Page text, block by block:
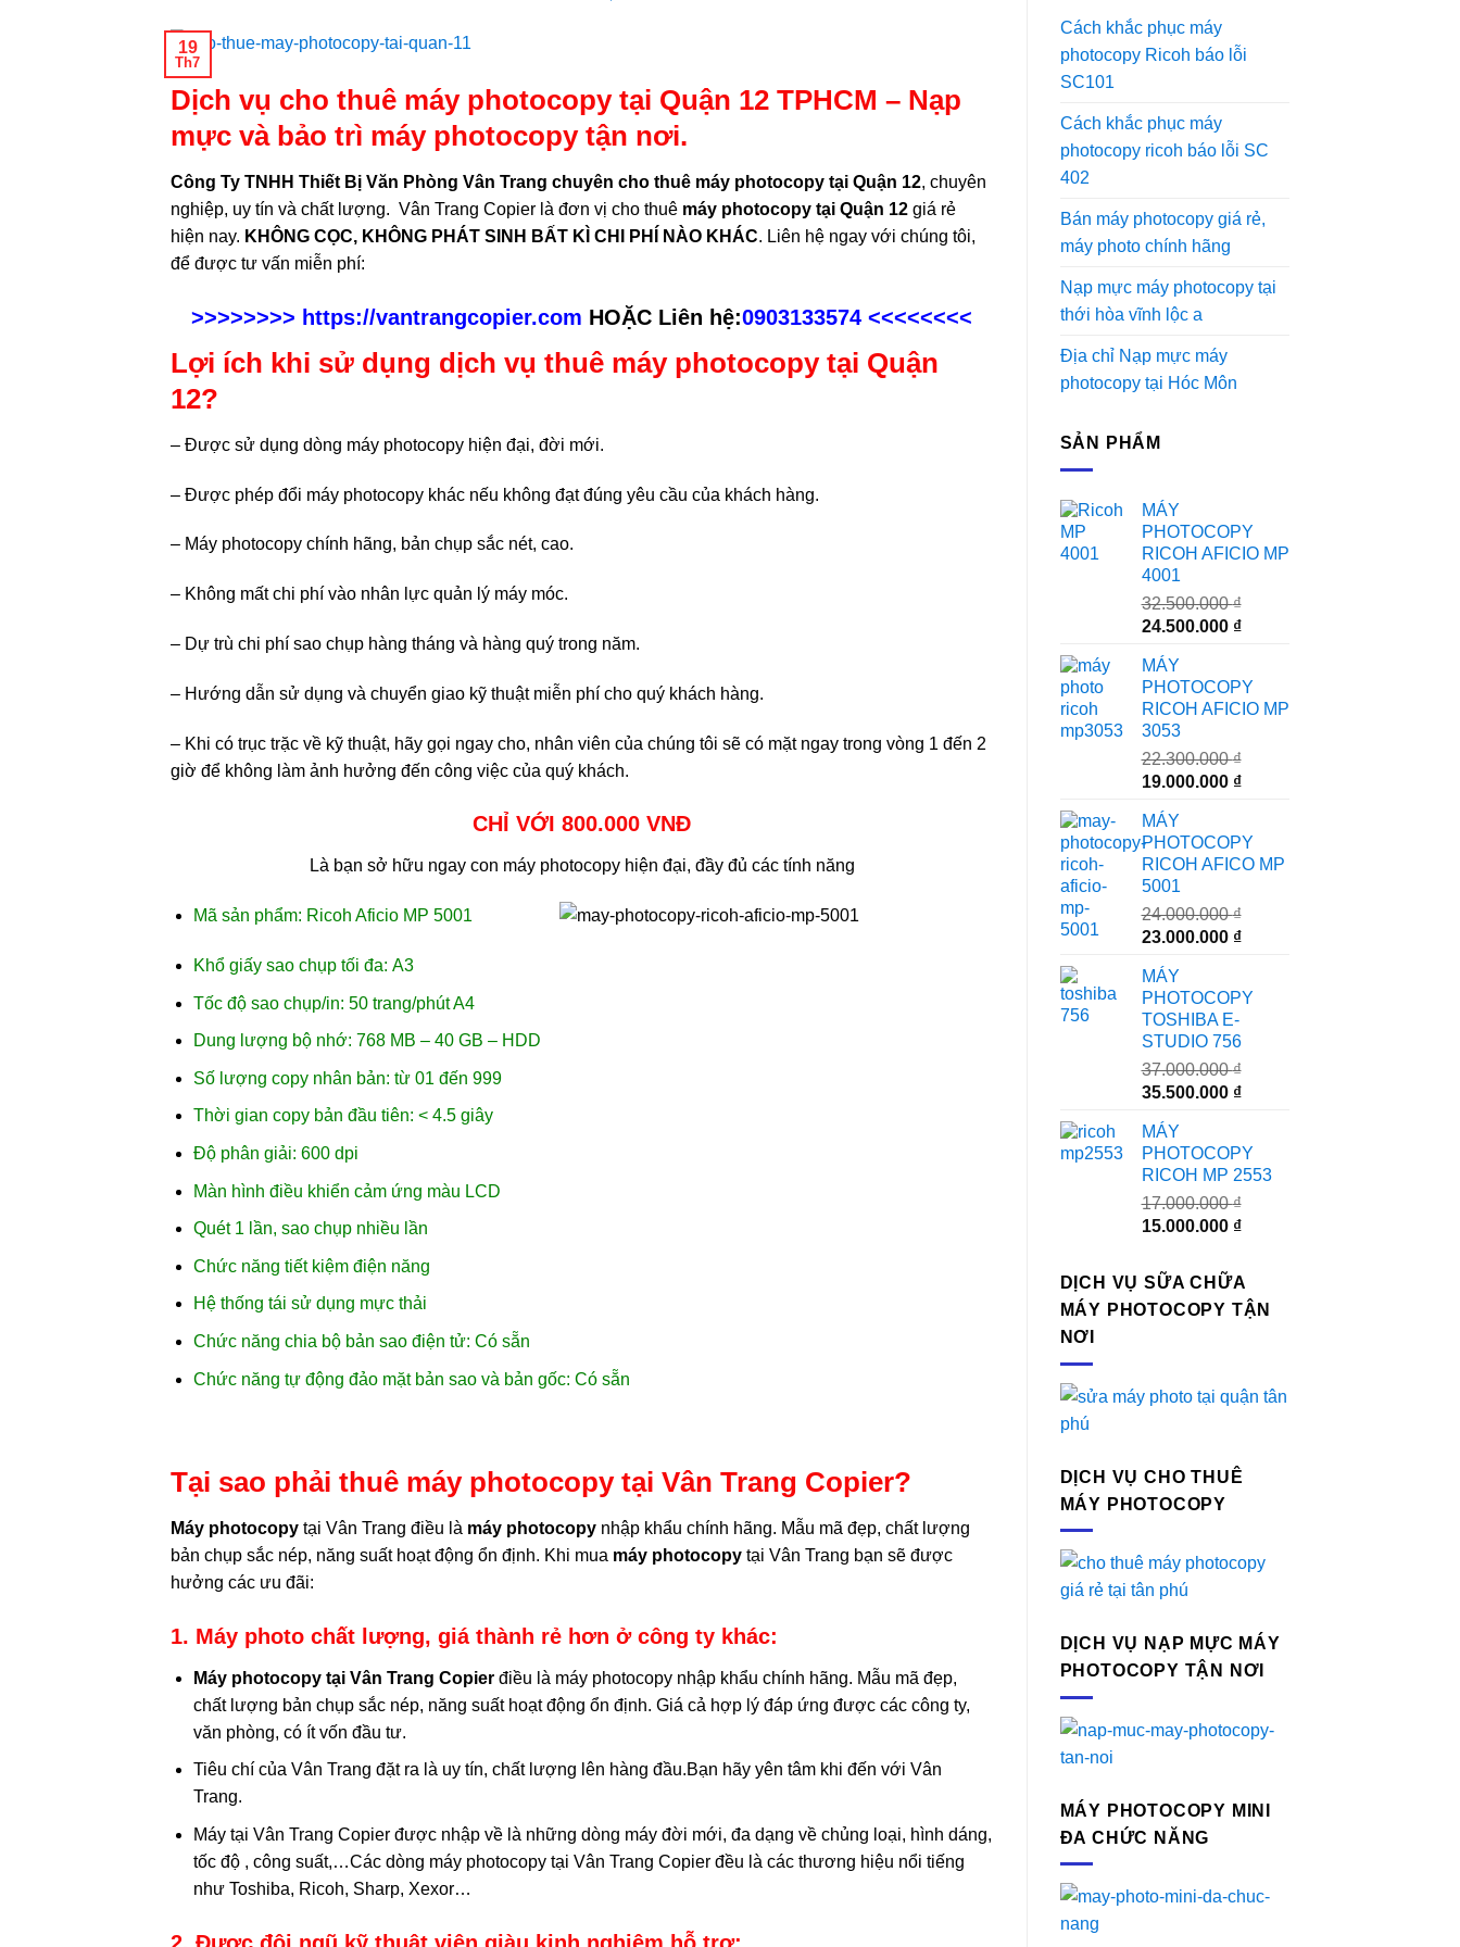
19
Th7
Dịch vụ cho thuê máy photocopy tại Quận 12 TPHCM – Nạp
mực và bảo trì máy photocopy tận nơi.
Công Ty TNHH Thiết Bị Văn Phòng Vân Trang chuyên cho thuê máy photocopy tại Quận 12, chuyên
nghiệp, uy tín và chất lượng. Vân Trang Copier là đơn vị cho thuê máy photocopy tại Quận 12 giá rẻ
hiện nay. KHÔNG CỌC, KHÔNG PHÁT SINH BẤT KÌ CHI PHÍ NÀO KHÁC. Liên hệ ngay với chúng tôi,
để được tư vấn miễn phí:
>>>>>>>> https://vantrangcopier.com HOẶC Liên hệ:0903133574<<<<<<<<
Lợi ích khi sử dụng dịch vụ thuê máy photocopy tại Quận
12?
– Được sử dụng dòng máy photocopy hiện đại, đời mới.
– Được phép đổi máy photocopy khác nếu không đạt đúng yêu cầu của khách hàng.
– Máy photocopy chính hãng, bản chụp sắc nét, cao.
– Không mất chi phí vào nhân lực quản lý máy móc.
– Dự trù chi phí sao chụp hàng tháng và hàng quý trong năm.
– Hướng dẫn sử dụng và chuyển giao kỹ thuật miễn phí cho quý khách hàng.
– Khi có trục trặc về kỹ thuật, hãy gọi ngay cho, nhân viên của chúng tôi sẽ có mặt ngay trong vòng 1 đến 2
giờ để không làm ảnh hưởng đến công việc của quý khách.
CHỈ VỚI 800.000 VNĐ
Là bạn sở hữu ngay con máy photocopy hiện đại, đầy đủ các tính năng
Mã sản phẩm: Ricoh Aficio MP 5001
Khổ giấy sao chụp tối đa: A3
Tốc độ sao chụp/in: 50 trang/phút A4
Dung lượng bộ nhớ: 768 MB – 40 GB – HDD
Số lượng copy nhân bản: từ 01 đến 999
Thời gian copy bản đầu tiên: < 4.5 giây
Độ phân giải: 600 dpi
Màn hình điều khiển cảm ứng màu LCD
Quét 1 lần, sao chụp nhiều lần
Chức năng tiết kiệm điện năng
Hệ thống tái sử dụng mực thải
Chức năng chia bộ bản sao điện tử: Có sẵn
Chức năng tự động đảo mặt bản sao và bản gốc: Có sẵn
Tại sao phải thuê máy photocopy tại Vân Trang Copier?
Máy photocopy tại Vân Trang điều là máy photocopy nhập khẩu chính hãng. Mẫu mã đẹp, chất lượng
bản chụp sắc nép, năng suất hoạt động ổn định. Khi mua máy photocopy tại Vân Trang bạn sẽ được
hưởng các ưu đãi:
1. Máy photo chất lượng, giá thành rẻ hơn ở công ty khác:
Máy photocopy tại Vân Trang Copierđiều là máy photocopy nhập khẩu chính hãng. Mẫu mã đẹp,
chất lượng bản chụp sắc nép, năng suất hoạt động ổn định. Giá cả hợp lý đáp ứng được các công ty,
văn phòng, có ít vốn đầu tư.
Tiêu chí của Vân Trang đặt ra là uy tín, chất lượng lên hàng đầu.Bạn hãy yên tâm khi đến với Vân
Trang.
Máy tại Vân Trang Copier được nhập về là những dòng máy đời mới, đa dạng về chủng loại, hình dáng,
tốc độ , công suất,…Các dòng máy photocopy tại Vân Trang Copier đều là các thương hiệu nổi tiếng
như Toshiba, Ricoh, Sharp, Xexor…
Cách khắc phục máy
photocopy Ricoh báo lỗi
SC101
Cách khắc phục máy
photocopy ricoh báo lỗi SC
402
Bán máy photocopy giá rẻ,
máy photo chính hãng
Nạp mực máy photocopy tại
thới hòa vĩnh lộc a
Địa chỉ Nạp mực máy
photocopy tại Hóc Môn
SẢN PHẨM
MÁY
PHOTOCOPY
RICOH AFICIO MP
4001
32.500.000₫
Giá
là:
32.500.000 ₫.
24.500.000 ₫Giá
là:
24.500.000 ₫.
MÁY
PHOTOCOPY
RICOH AFICIO MP
3053
22.300.000₫
Giá
là:
22.300.000 ₫.
19.000.000 ₫Giá
là:
19.000.000 ₫.
MÁY
PHOTOCOPY
RICOH AFICO MP
5001
24.000.000₫
Giá
là:
24.000.000 ₫.
23.000.000 ₫Giá
là:
MÁY
PHOTOCOPY
TOSHIBA E-
STUDIO 756
37.000.000₫
Giá
là:
37.000.000 ₫.
35.500.000 ₫Giá
là:
35.500.000 ₫.
MÁY
PHOTOCOPY
RICOH MP 2553
17.000.000₫
Giá
17.000.000 ₫.
15.000.000 ₫Giá
là:
15.000.000 ₫.
DỊCH VỤ SỮA CHỮA
MÁY PHOTOCOPY TẬN
NƠI
DỊCH VỤ CHO THUÊ
MÁY PHOTOCOPY
DỊCH VỤ NẠP MỰC MÁY
PHOTOCOPY TẬN NƠI
MÁY PHOTOCOPY MINI
ĐA CHỨC NĂNG